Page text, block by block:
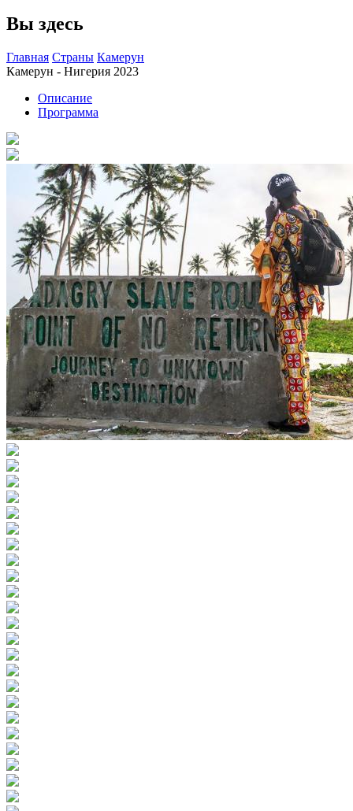
Вы здесь
Главная Страны Камерун
Камерун - Нигерия 2023
Описание
Программа